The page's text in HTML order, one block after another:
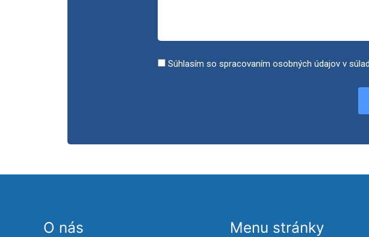
Súhlasím so spracovaním osobných údajov v
O nás Menu stránky